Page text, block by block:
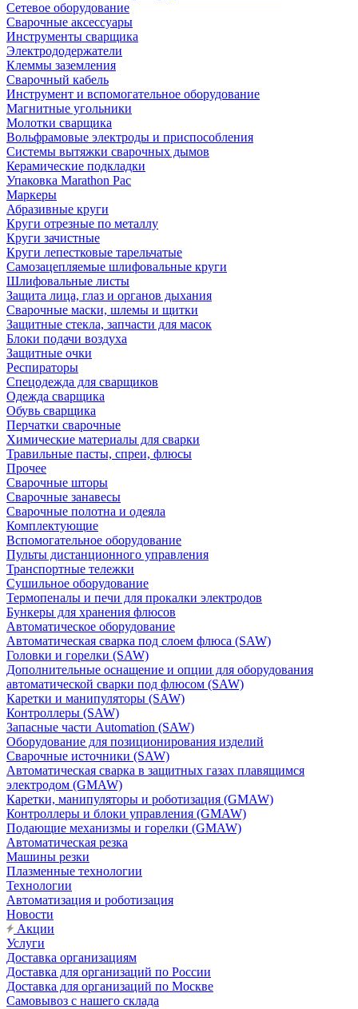
Сетевое оборудование
Сварочные аксессуары
Инструменты сварщика
Электрододержатели
Клеммы заземления
Сварочный кабель
Инструмент и вспомогательное оборудование
Магнитные угольники
Молотки сварщика
Вольфрамовые электроды и приспособления
Системы вытяжки сварочных дымов
Керамические подкладки
Упаковка Marathon Pac
Маркеры
Абразивные круги
Круги отрезные по металлу
Круги зачистные
Круги лепестковые тарельчатые
Самозацепляемые шлифовальные круги
Шлифовальные листы
Защита лица, глаз и органов дыхания
Сварочные маски, шлемы и щитки
Защитные стекла, запчасти для масок
Блоки подачи воздуха
Защитные очки
Респираторы
Спецодежда для сварщиков
Одежда сварщика
Обувь сварщика
Перчатки сварочные
Химические материалы для сварки
Травильные пасты, спреи, флюсы
Прочее
Сварочные шторы
Сварочные занавесы
Сварочные полотна и одеяла
Комплектующие
Вспомогательное оборудование
Пульты дистанционного управления
Транспортные тележки
Сушильное оборудование
Термопеналы и печи для прокалки электродов
Бункеры для хранения флюсов
Автоматическое оборудование
Автоматическая сварка под слоем флюса (SAW)
Головки и горелки (SAW)
Дополнительные оснащение и опции для оборудования
автоматической сварки под флюсом (SAW)
Каретки и манипуляторы (SAW)
Контроллеры (SAW)
Запасные части Automation (SAW)
Оборудование для позиционирования изделий
Сварочные источники (SAW)
Автоматическая сварка в защитных газах плавящимся
электродом (GMAW)
Каретки, манипуляторы и роботизация (GMAW)
Контроллеры и блоки управления (GMAW)
Подающие механизмы и горелки (GMAW)
Автоматическая резка
Машины резки
Плазменные технологии
Технологии
Автоматизация и роботизация
Новости
Акции
Услуги
Доставка организациям
Доставка для организаций по России
Доставка для организаций по Москве
Самовывоз с нашего склада